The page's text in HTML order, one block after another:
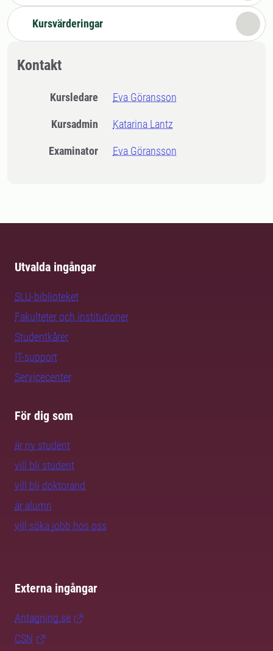
Kursvärderingar
Kontakt
Kursledare Eva Göransson
Kursadmin Katarina Lantz
Examinator Eva Göransson
Utvalda ingångar
SLU-biblioteket
Fakulteter och institutioner
Studentkårer
IT-support
Servicecenter
För dig som
är ny student
vill bli student
vill bli doktorand
är alumn
vill söka jobb hos oss
Externa ingångar
Antagning.se
CSN